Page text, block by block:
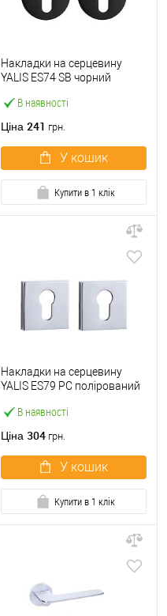
В наявності
Накладки на серцевину
YALIS ES74 SB чорний
Ціна 241 грн.
У кошик
Купити в 1 клік
В наявності
Накладки на серцевину
YALIS ES79 PC полірований
Ціна 304 грн.
У кошик
Купити в 1 клік